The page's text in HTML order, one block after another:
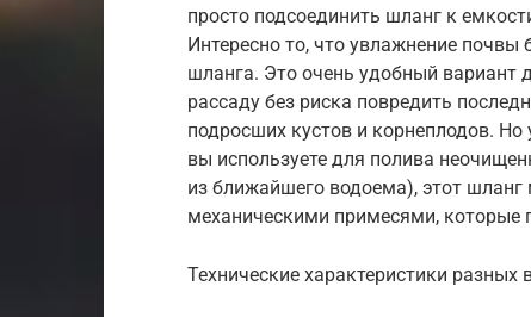
просто подсоединить шланг к
Интересно то, что увлажнение почвы
шланга. Это очень удобный вариант
рассаду без риска повредить
подросших кустов и корнеплодов. Но
вы используете для полива
из ближайшего водоема), этот
механическими примесями, которые
Технические характеристики